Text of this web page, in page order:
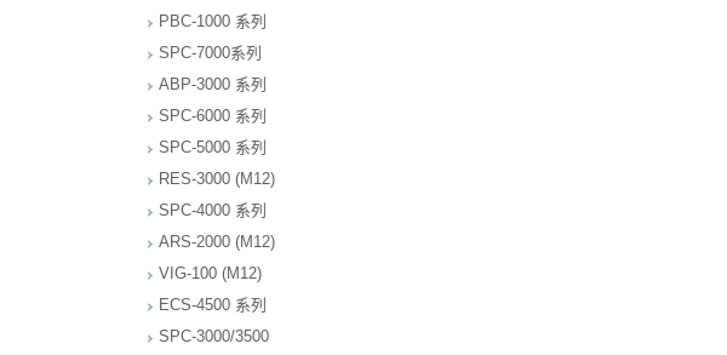
PBC-1000 系列
SPC-7000系列
ABP-3000 系列
SPC-6000 系列
SPC-5000 系列
RES-3000 (M12)
SPC-4000 系列
ARS-2000 (M12)
VIG-100 (M12)
ECS-4500 系列
SPC-3000/3500